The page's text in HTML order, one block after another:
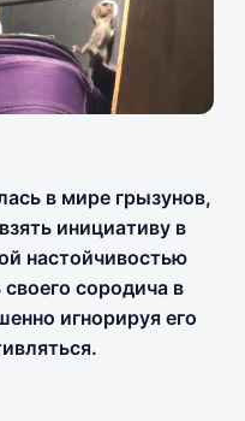
в мире грызунов,
инициативу в
настойчивостью
сородича в
игнорируя его